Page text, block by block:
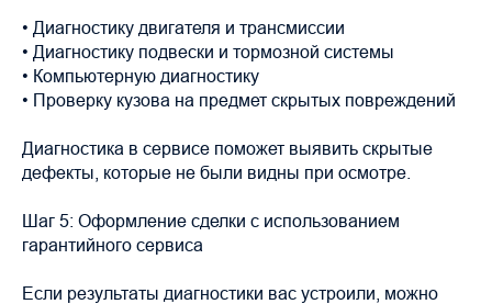
• Диагностику двигателя и трансмиссии
• Диагностику подвески и тормозной системы
• Компьютерную диагностику
• Проверку кузова на предмет скрытых повреждений
Диагностика в сервисе поможет выявить скрытые
дефекты, которые не были видны при осмотре.
Шаг 5: Оформление сделки с использованием
гарантийного сервиса
Если результаты диагностики вас устроили, можно